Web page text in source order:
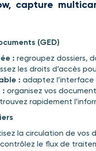
capture
(GED)
: regroupez dossiers,
les droits d’accès
: adaptez l’interface
: organisez vos
trouvez rapidement
la circulation de vos
contrôlez le flux de